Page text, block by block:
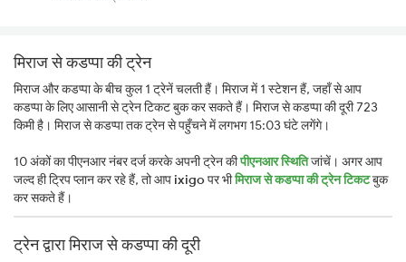
मिराज से कडप्पा की ट्रेन
मिराज और कडप्पा के बीच कुल 1 ट्रेनें चलती हैं। मिराज में 1 स्टेशन हैं, जहाँ से आप
कडप्पा के लिए आसानी से ट्रेन टिकट बुक कर सकते हैं। मिराज से कडप्पा की दूरी 723
किमी है। मिराज से कडप्पा तक ट्रेन से पहुँचने में लगभग 15:03 घंटे लगेंगे।
10 अंकों का पीएनआर नंबर दर्ज करके अपनी ट्रेन कीपीएनआर स्थितिजांचें। अगर आप
जल्द ही ट्रिप प्लान कर रहे हैं, तो आपixigoपर भीमिराज से कडप्पा की ट्रेन टिकटबुक
कर सकते हैं।
ट्रेन द्वारा मिराज से कडप्पा की दूरी